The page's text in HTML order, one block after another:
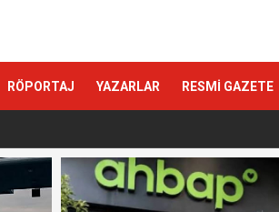
RÖPORTAJ YAZARLAR RESMİ GAZETE